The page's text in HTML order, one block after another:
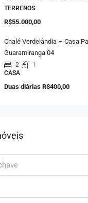
TERRENOS
R$55.000,00
Chalé Verdelândia – Casa
Guaramiranga 04
2
1
CASA
Duas diárias R$400,00